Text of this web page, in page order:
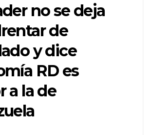
no se deja
de
y dice
RD es
a la de